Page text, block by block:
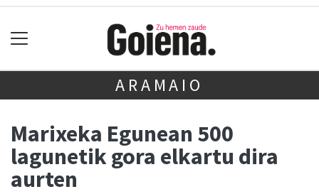
ARAMAIO
Marixeka Egunean 500
lagunetik gora elkartu dira
aurten